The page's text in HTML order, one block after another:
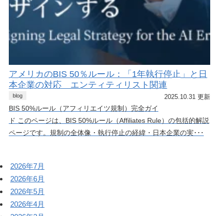
アメリカのBIS 50％ルール：「1年執行停止」と日
本企業の対応 エンティティリスト関連
blog 2025.10.31 更新
BIS 50%ルール（アフィリエイツ規制）完全ガイ
ド このページは、BIS 50%ルール（Affiliates Rule）の包括的解説
ページです。規制の全体像・執行停止の経緯・日本企業の実･･･
2026年7月
2026年6月
2026年5月
2026年4月